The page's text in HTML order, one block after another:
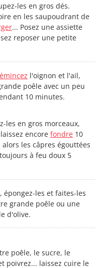
les en gros dés.
en les saupoudrant de
... Posez une assiette
reposer une petite
émincez l'oignon et l'ail,
poêle avec un peu
10 minutes.
les en gros morceaux,
encore fondre 10
les câpres égouttées
à feu doux 5
épongez-les et faites-les
grande poêle ou une
d'olive.
poêle, le sucre, le
poivrez... laissez cuire le